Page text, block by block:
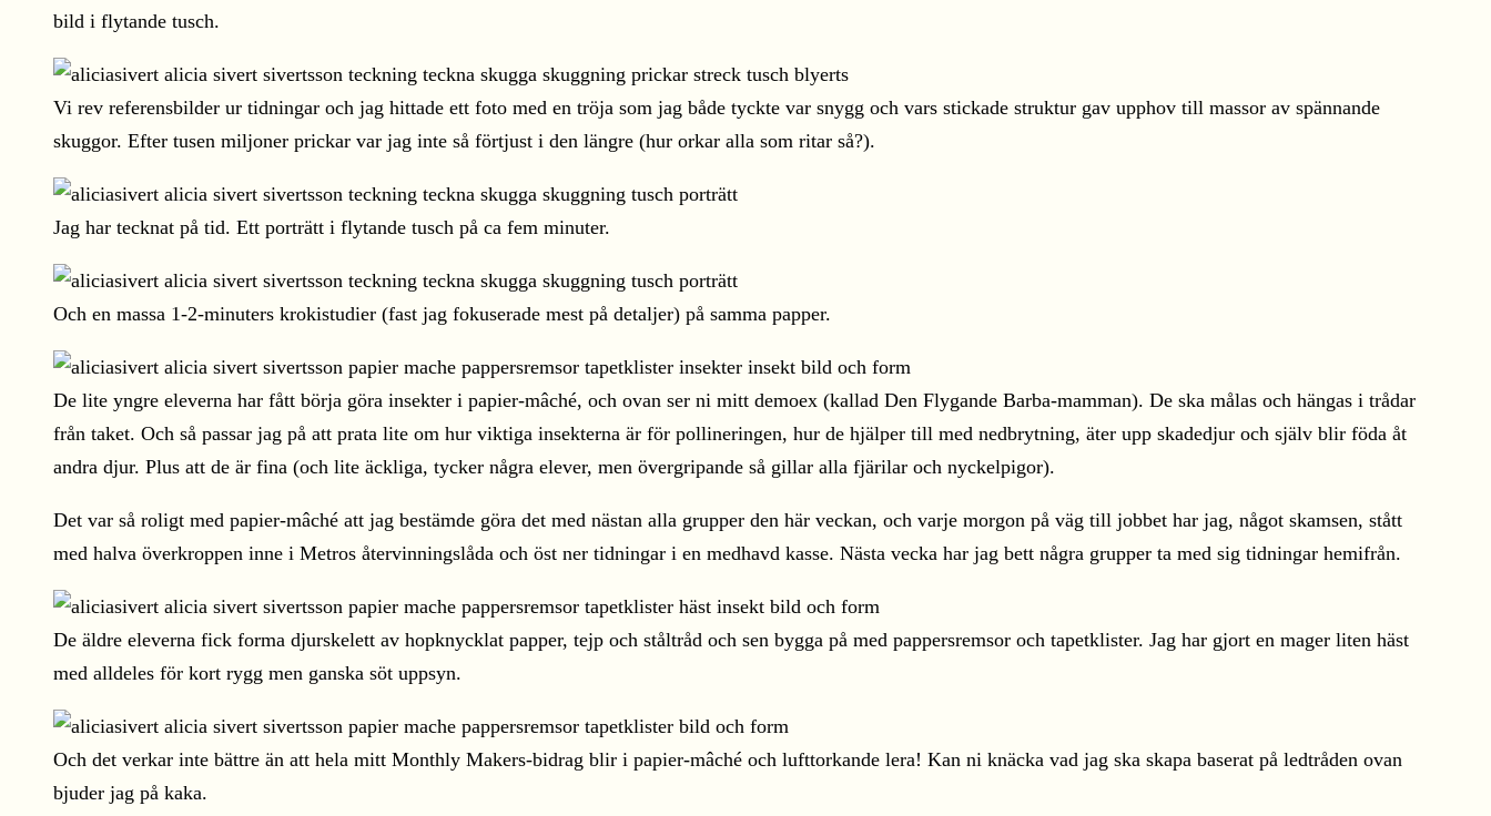
bild i flytande tusch.
Vi rev referensbilder ur tidningar och jag hittade ett foto med en tröja som jag både tyckte var snygg och vars stickade struktur gav upphov till massor av spännande
skuggor. Efter tusen miljoner prickar var jag inte så förtjust i den längre (hur orkar alla som ritar så?).
Jag har tecknat på tid. Ett porträtt i flytande tusch på ca fem minuter.
Och en massa 1-2-minuters krokistudier (fast jag fokuserade mest på detaljer) på samma papper.
De lite yngre eleverna har fått börja göra insekter i papier-mâché, och ovan ser ni mitt demoex (kallad Den Flygande Barba-mamman). De ska målas och hängas i trådar
från taket. Och så passar jag på att prata lite om hur viktiga insekterna är för pollineringen, hur de hjälper till med nedbrytning, äter upp skadedjur och själv blir föda åt
andra djur. Plus att de är fina (och lite äckliga, tycker några elever, men övergripande så gillar alla fjärilar och nyckelpigor).
Det var så roligt med papier-mâché att jag bestämde göra det med nästan alla grupper den här veckan, och varje morgon på väg till jobbet har jag, något skamsen, stått
med halva överkroppen inne i Metros återvinningslåda och öst ner tidningar i en medhavd kasse. Nästa vecka har jag bett några grupper ta med sig tidningar hemifrån.
De äldre eleverna fick forma djurskelett av hopknycklat papper, tejp och ståltråd och sen bygga på med pappersremsor och tapetklister. Jag har gjort en mager liten häst
med alldeles för kort rygg men ganska söt uppsyn.
Och det verkar inte bättre än att hela mitt Monthly Makers-bidrag blir i papier-mâché och lufttorkande lera! Kan ni knäcka vad jag ska skapa baserat på ledtråden ovan
bjuder jag på kaka.